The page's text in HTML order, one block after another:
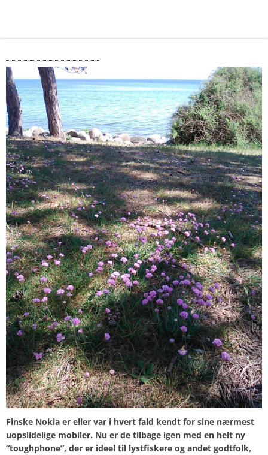
Finske Nokia er eller var i hvert fald kendt for sine nærmest
uopslidelige mobiler. Nu er de tilbage igen med en helt ny
“toughphone”, der er ideel til lystfiskere og andet godtfolk,